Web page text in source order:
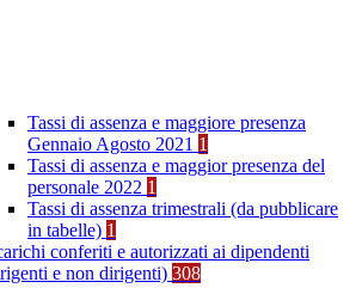
Tassi di assenza e maggiore presenza
Gennaio Agosto 2021 1
Tassi di assenza e maggior presenza del
personale 2022 1
Tassi di assenza trimestrali (da pubblicare
in tabelle) 1
conferiti e autorizzati ai dipendenti
e non dirigenti) 308